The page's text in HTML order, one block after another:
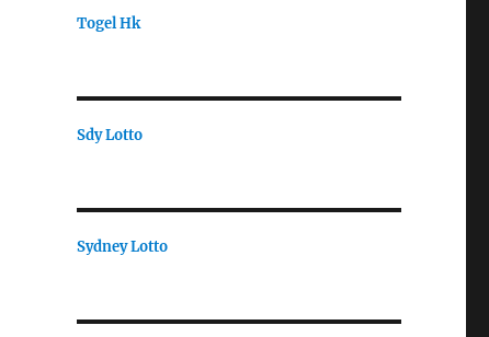
Togel Hk
Sdy Lotto
Sydney Lotto